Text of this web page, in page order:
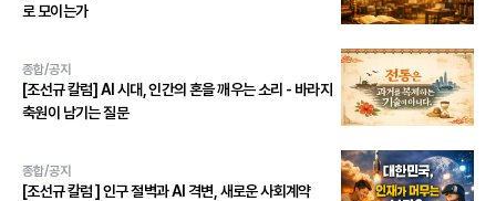
로 모이는가
종합/공지
[조선규 칼럼] AI 시대, 인간의 혼을 깨우는 소리 - 바라지
축원이 남기는 질문
종합/공지
[조선규 칼럼 ] 인구 절벽과 AI 격변, 새로운 사회계약